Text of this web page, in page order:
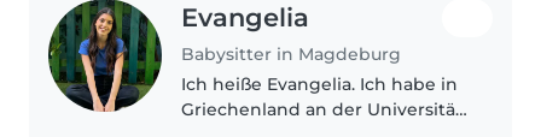
Evangelia
Babysitter in Magdeburg
Ich heiße Evangelia. Ich habe in
Griechenland an der Universität